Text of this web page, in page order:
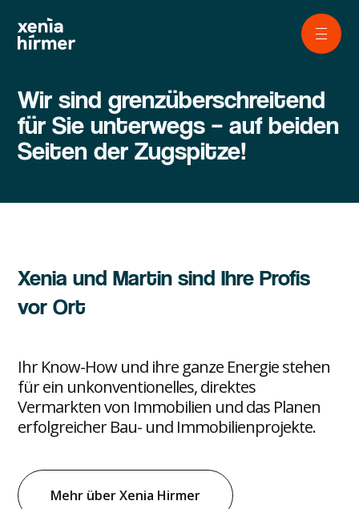
Wir sind grenzüberschreitend
für Sie unterwegs – auf beiden
Seiten der Zugspitze!
Xenia und Martin sind Ihre Profis
vor Ort
Ihr Know-How und ihre ganze Energie stehen
für ein unkonventionelles, direktes
Vermarkten von Immobilien und das Planen
erfolgreicher Bau- und Immobilienprojekte.
Mehr über Xenia Hirmer